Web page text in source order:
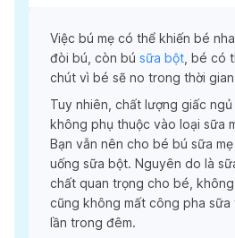
Việc bú mẹ có thể khiến bé
đòi bú, còn bú sữa bột, bé có
chút vì bé sẽ no trong thời
Tuy nhiên, chất lượng giấc ngủ
không phụ thuộc vào loại sữa
Bạn vẫn nên cho bé bú sữa
uống sữa bột. Nguyên do là
chất quan trọng cho bé,
cũng không mất công pha sữa
lần trong đêm.